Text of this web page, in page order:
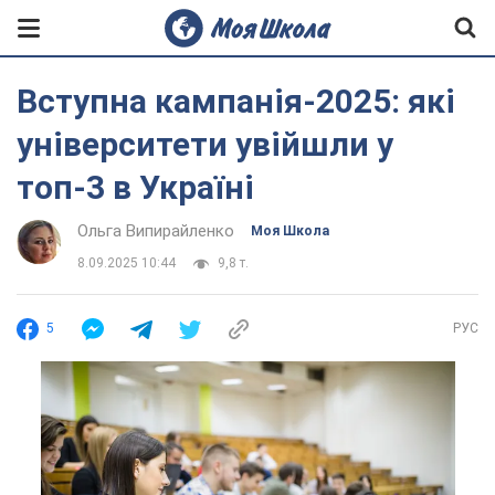
Вступна кампанія-2025: які
університети увійшли у
топ-3 в Україні
Ольга Випирайленко Моя Школа
8.09.2025 10:44 9,8 т.
5 РУС